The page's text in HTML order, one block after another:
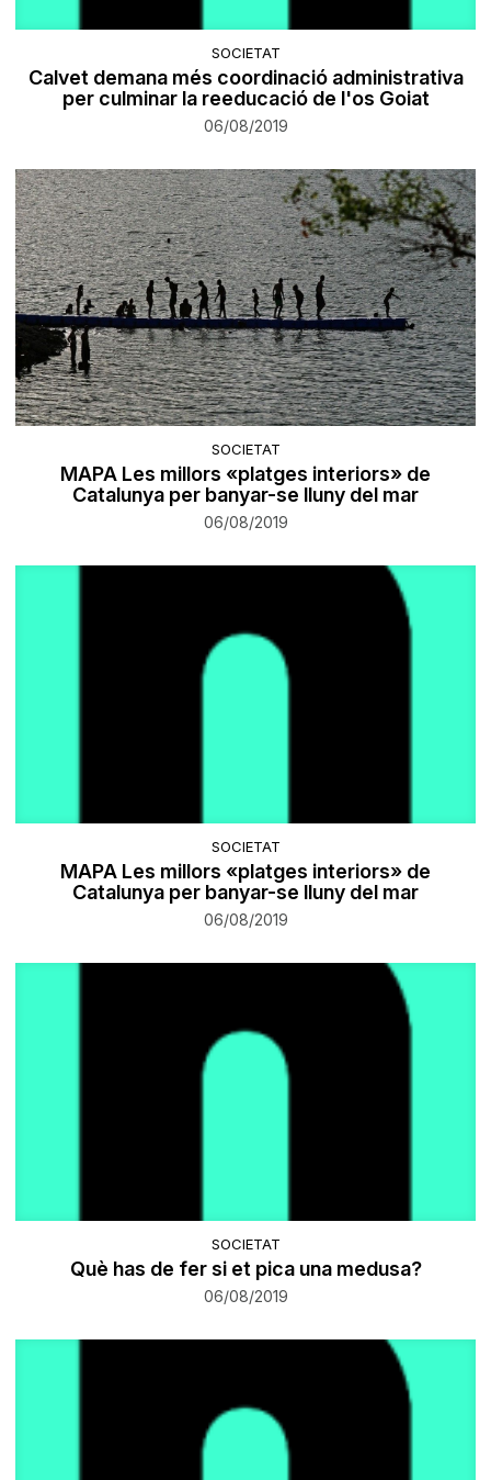
SOCIETAT
Calvet demana més coordinació administrativa
per culminar la reeducació de l'os Goiat
06/08/2019
SOCIETAT
MAPA Les millors «platges interiors» de
Catalunya per banyar-se lluny del mar
06/08/2019
SOCIETAT
MAPA Les millors «platges interiors» de
Catalunya per banyar-se lluny del mar
06/08/2019
SOCIETAT
Què has de fer si et pica una medusa?
06/08/2019